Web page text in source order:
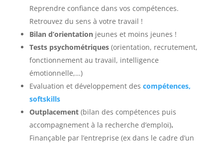
Reprendre confiance dans vos compétences.
Retrouvez du sens à votre travail !
Bilan d’orientationjeunes et moins jeunes !
Tests psychométriques(orientation, recrutement,
fonctionnement au travail, intelligence
émotionnelle,…)
Evaluation et développement des compétences,
softskills
Outplacement (bilan des compétences puis
accompagnement à la recherche d’emploi).
Finançable par l’entreprise (ex dans le cadre d’un